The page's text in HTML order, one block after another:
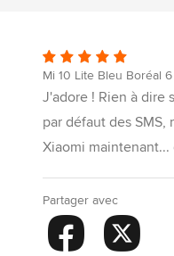
Mi 10 Lite Bleu Boréal
J'adore ! Rien à dire
par défaut des
Xiaomi maintenant...
Partager avec